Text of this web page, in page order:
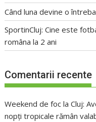
Când luna devine o
SportinCluj: Cine este
româna la 2 ani
Comentarii recente
Weekend de foc la Cluj:
nopți tropicale rămân